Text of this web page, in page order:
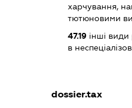
харчування,
тютюновими
47.19інші види
в
dossier.tax